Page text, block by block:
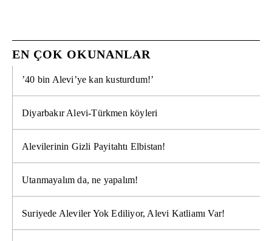
EN ÇOK OKUNANLAR
’40 bin Alevi’ye kan kusturdum!’
Diyarbakır Alevi-Türkmen köyleri
Alevilerinin Gizli Payitahtı Elbistan!
Utanmayalım da, ne yapalım!
Suriyede Aleviler Yok Ediliyor, Alevi Katliamı Var!